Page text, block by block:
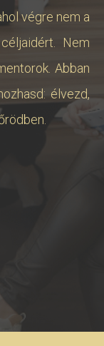
végre nem a
Nem
Abban
élvezd,